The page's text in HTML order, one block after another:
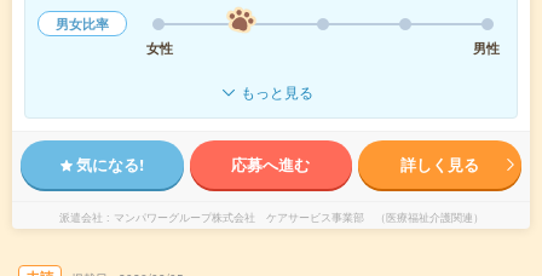
男女比率
女性
男性
もっと見る
気になる! 応募へ進む 詳しく見る
派遣会社 マンパワーグループ株式会社 ケアサービス事業部 （医療福祉介護関連）